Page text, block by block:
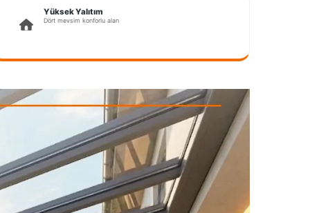
Yüksek Yalıtım
Dört mevsim konforlu alan